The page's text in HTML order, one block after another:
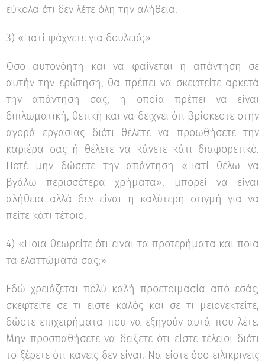
εύκολα ότι δεν λέτε όλη την αλήθεια.
3) «Γιατί ψάχνετε για δουλειά;»
Όσο αυτονόητη και να φαίνεται η απάντηση σε
αυτήν την ερώτηση, θα πρέπει να σκεφτείτε αρκετά
την απάντηση σας, η οποία πρέπει να είναι
διπλωματική, θετική και να δείχνει ότι βρίσκεστε στην
αγορά εργασίας διότι θέλετε να προωθήσετε την
καριέρα σας ή θέλετε να κάνετε κάτι διαφορετικό.
Ποτέ μην δώσετε την απάντηση «Γιατί θέλω να
βγάλω περισσότερα χρήματα», μπορεί να είναι
αλήθεια αλλά δεν είναι η καλύτερη στιγμή για να
πείτε κάτι τέτοιο.
4) «Ποια θεωρείτε ότι είναι τα προτερήματα και ποια
τα ελαττώματά σας;»
Εδώ χρειάζεται πολύ καλή προετοιμασία από εσάς,
σκεφτείτε σε τι είστε καλός και σε τι μειονεκτείτε,
δώστε επιχειρήματα που να εξηγούν αυτά που λέτε.
Μην προσπαθήσετε να δείξετε ότι είστε τέλειοι διότι
το ξέρετε ότι κανείς δεν είναι. Να είστε όσο ειλικρινείς